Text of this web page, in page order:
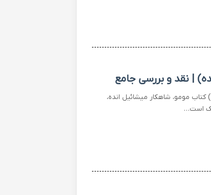
| نقد و بررسی جامع
مومو، شاهکار میشائیل انده،
است…